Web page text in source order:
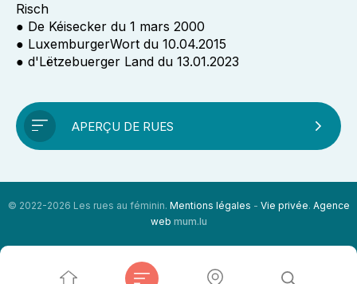
Risch
● De Kéisecker du 1 mars 2000
● LuxemburgerWort du 10.04.2015
● d'Lëtzebuerger Land du 13.01.2023
APERÇU DE RUES
© 2022-2026 Les rues au féminin. Mentions légales - Vie privée. Agence
web mum.lu